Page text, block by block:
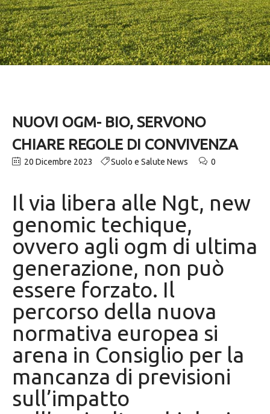
NUOVI OGM- BIO, SERVONO
CHIARE REGOLE DI CONVIVENZA
20 Dicembre 2023 Suolo e Salute News 0
Il via libera alle Ngt, new
genomic techique,
ovvero agli ogm di ultima
generazione, non può
essere forzato. Il
percorso della nuova
normativa europea si
arena in Consiglio per la
mancanza di previsioni
sull’impatto